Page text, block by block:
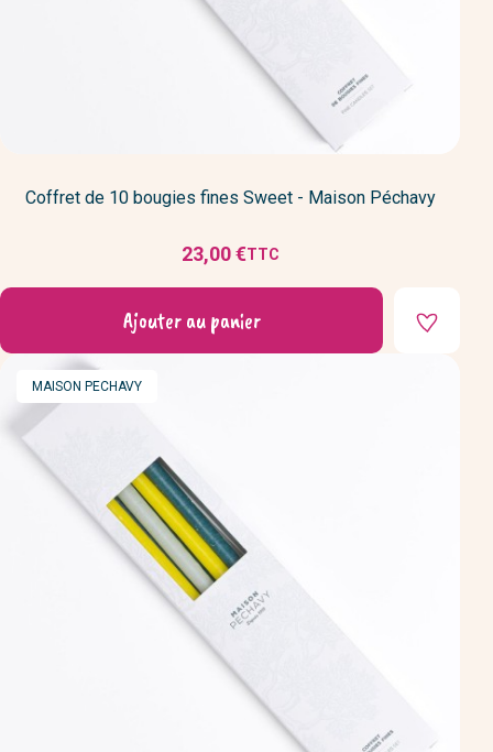
Coffret de 10 bougies fines Sweet - Maison Péchavy
Prix
23,00 €TTC
Ajouter au panier
MARQUE
MAISON PECHAVY